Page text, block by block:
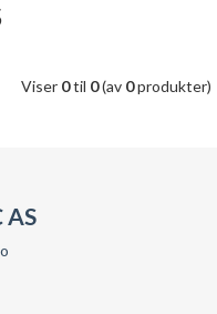
Viser 0til 0(av 0produkter)
AS